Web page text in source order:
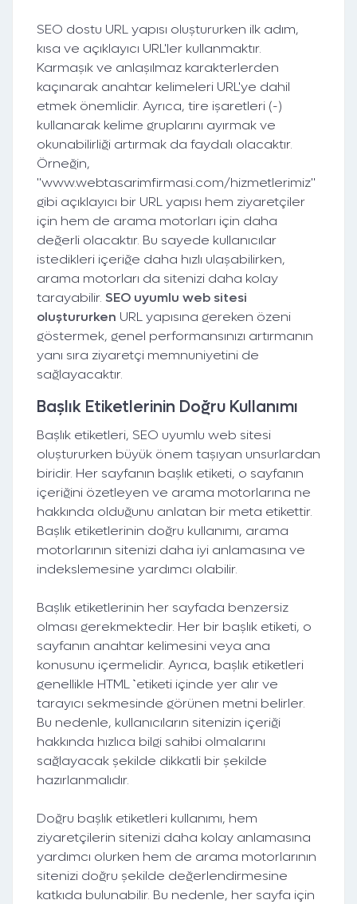
SEO dostu URL yapısı oluştururken ilk adım,
kısa ve açıklayıcı URL'ler kullanmaktır.
Karmaşık ve anlaşılmaz karakterlerden
kaçınarak anahtar kelimeleri URL'ye dahil
etmek önemlidir. Ayrıca, tire işaretleri (-)
kullanarak kelime gruplarını ayırmak ve
okunabilirliği artırmak da faydalı olacaktır.
Örneğin,
"www.webtasarimfirmasi.com/hizmetlerimiz"
gibi açıklayıcı bir URL yapısı hem ziyaretçiler
için hem de arama motorları için daha
değerli olacaktır. Bu sayede kullanıcılar
istedikleri içeriğe daha hızlı ulaşabilirken,
arama motorları da sitenizi daha kolay
tarayabilir. SEO uyumlu web sitesi
oluştururken URL yapısına gereken özeni
göstermek, genel performansınızı artırmanın
yanı sıra ziyaretçi memnuniyetini de
sağlayacaktır.
Başlık Etiketlerinin Doğru Kullanımı
Başlık etiketleri, SEO uyumlu web sitesi
oluştururken büyük önem taşıyan unsurlardan
biridir. Her sayfanın başlık etiketi, o sayfanın
içeriğini özetleyen ve arama motorlarına ne
hakkında olduğunu anlatan bir meta etikettir.
Başlık etiketlerinin doğru kullanımı, arama
motorlarının sitenizi daha iyi anlamasına ve
indekslemesine yardımcı olabilir.
Başlık etiketlerinin her sayfada benzersiz
olması gerekmektedir. Her bir başlık etiketi, o
sayfanın anahtar kelimesini veya ana
konusunu içermelidir. Ayrıca, başlık etiketleri
genellikle HTML `` etiketi içinde yer alır ve
tarayıcı sekmesinde görünen metni belirler.
Bu nedenle, kullanıcıların sitenizin içeriği
hakkında hızlıca bilgi sahibi olmalarını
sağlayacak şekilde dikkatli bir şekilde
hazırlanmalıdır.
Doğru başlık etiketleri kullanımı, hem
ziyaretçilerin sitenizi daha kolay anlamasına
yardımcı olurken hem de arama motorlarının
sitenizi doğru şekilde değerlendirmesine
katkıda bulunabilir. Bu nedenle, her sayfa için